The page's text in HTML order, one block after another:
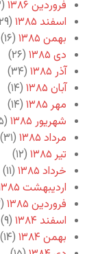
فروردین ۱۳۸۶
(۲۳)
اسفند ۱۳۸۵
(۲۹)
بهمن ۱۳۸۵
(۱۶)
دی ۱۳۸۵
(۲۶)
آذر ۱۳۸۵
(۳۴)
آبان ۱۳۸۵
(۱۴)
مهر ۱۳۸۵
(۱۴)
شهریور ۱۳۸۵
(۲۵)
مرداد ۱۳۸۵
(۳۱)
تیر ۱۳۸۵
(۱۲)
خرداد ۱۳۸۵
(۱۱)
اردیبهشت ۱۳۸۵
فروردین ۱۳۸۵
(۱۲)
اسفند ۱۳۸۴
(۹)
بهمن ۱۳۸۴
(۱۴)